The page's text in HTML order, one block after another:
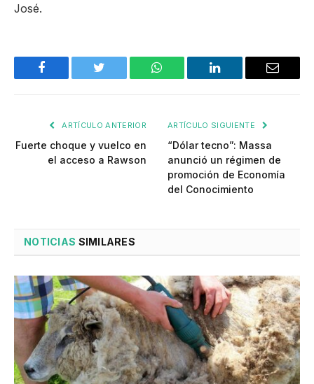
José.
Facebook Twitter WhatsApp LinkedIn Email
ARTÍCULO ANTERIOR
Fuerte choque y vuelco en
el acceso a Rawson
ARTÍCULO SIGUIENTE
“Dólar tecno”: Massa
anunció un régimen de
promoción de Economía
del Conocimiento
NOTICIAS SIMILARES